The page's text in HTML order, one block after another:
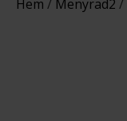
Hem / Menyrad2 /